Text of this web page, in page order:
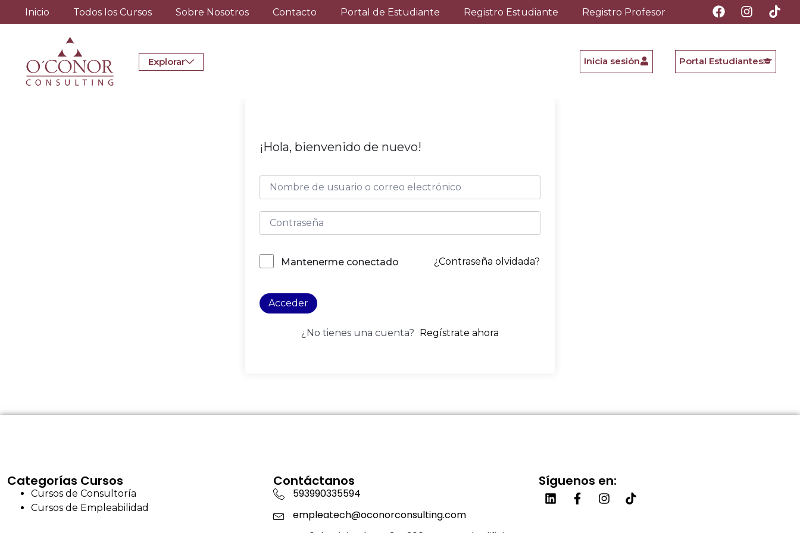
Inicio Todos los Cursos Sobre Nosotros Contacto Portal de Estudiante Registro Estudiante Registro Profesor
Explorar Inicia sesión Portal Estudiantes
¡Hola, bienvenido de nuevo!
Mantenerme conectado ¿Contraseña olvidada?
Acceder
¿No tienes una cuenta? Regístrate ahora
Categorías Cursos
Cursos de Consultoría
Cursos de Empleabilidad
Contáctanos
593990335594
empleatech@oconorconsulting.com
Síguenos en: